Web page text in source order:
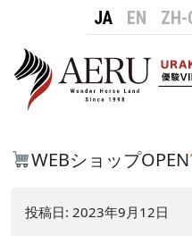
JA EN ZH-
WEBショップOPEN
投稿日: 2023年9月12日